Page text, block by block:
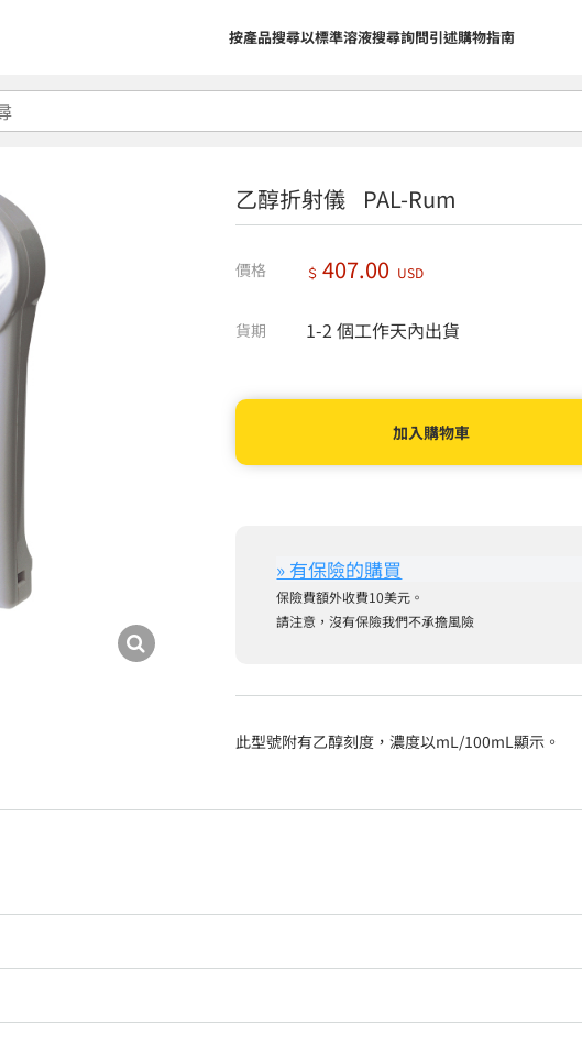
按產品搜尋以標準溶液搜尋詢問引述購物指南
乙醇折射儀 PAL-Rum
價格 ＄ 407.00 USD
貨期 1-2 個工作天內出貨
保險費額外收費10美元。
請注意，沒有保險我們不承擔風險
此型號附有乙醇刻度，濃度以mL/100mL顯示。